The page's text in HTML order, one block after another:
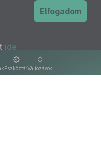
EszköztárVáltozások
ide
Elfogadom